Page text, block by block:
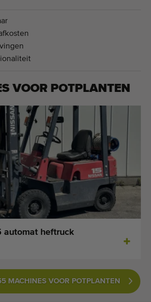
VOOR POTPLANTEN
automat heftruck
MACHINES VOOR POTPLANTEN